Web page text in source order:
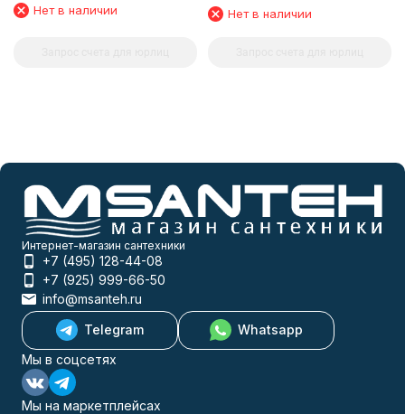
питьевой воды, бежевый
Нет в наличии
питьевой воды, бронзовый
Нет в наличии
Интернет-магазин сантехники
+7 (495) 128-44-08
+7 (925) 999-66-50
info@msanteh.ru
Telegram
Whatsapp
Мы в соцсетях
Мы на маркетплейсах